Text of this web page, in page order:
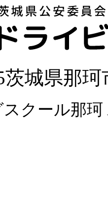
茨城県那珂
クール那珂